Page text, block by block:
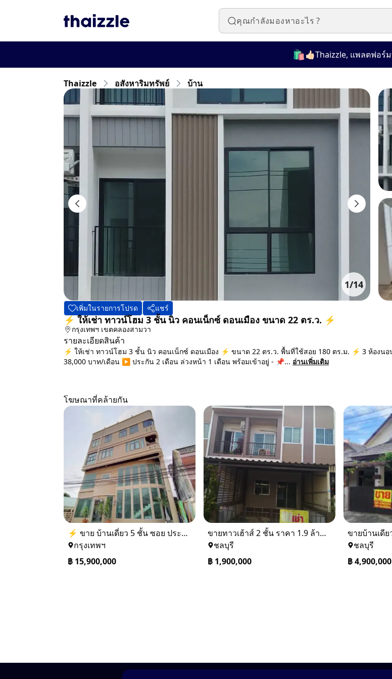
👍🏻Thaizzle, แพลตฟอร์มที่ใ
Thaizzle อสังหาริมทรัพย์ บ้าน
1/14
เพิ่มในรายการโปรด แชร์
⚡ ให้เช่า ทาวน์โฮม 3 ชั้น นิว คอนเน็กซ์ ดอนเมือง ขนาด 22 ตร.ว. ⚡
กรุงเทพฯ เขตคลองสามวา
รายละเอียดสินค้า
⚡ ให้เช่า ทาวน์โฮม 3 ชั้น นิว คอนเน็กซ์ ดอนเมือง ⚡ ขนาด 22 ตร.ว. พื้นที่ใช้สอย 180 ตร.ม. ⚡ 3 ห้องน
38,000 บาท/เดือน ▶️ ประกัน 2 เดือน ล่วงหน้า 1 เดือน พร้อมเข้าอยู่ - 📌... อ่านเพิ่มเติม
โฆษณาที่คล้ายกัน
⚡ ขาย บ้านเดี่ยว 5 ชั้น ซอย ประชาชื่น 14 ใกล้ BTS
กรุงเทพฯ
฿ 15,900,000
ขายทาวเฮ้าส์ 2 ชั้น ราคา 1.9 ล้านบาท ที่อยู่ ศรีราชา ชลบุรี
ชลบุรี
฿ 1,900,000
ชลบุรี
฿4,900,000